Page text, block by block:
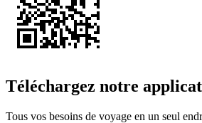
Téléchargez notre
Tous vos besoins de voyage en un seul